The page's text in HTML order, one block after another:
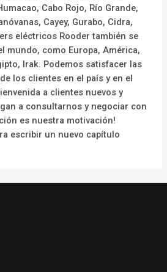
Cabo Rojo, Río Grande,
Cayey, Gurabo, Cidra,
eléctricos Rooder también se
mundo, como Europa, América,
Irak. Podemos satisfacer las
los clientes en el país y en el
a clientes nuevos y
a consultarnos y negociar con
es nuestra motivación!
escribir un nuevo capítulo